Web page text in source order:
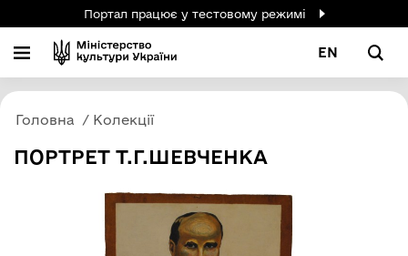
Портал працює у тестовому режимі
EN
Головна Колекції
ПОРТРЕТ Т.Г.ШЕВЧЕНКА